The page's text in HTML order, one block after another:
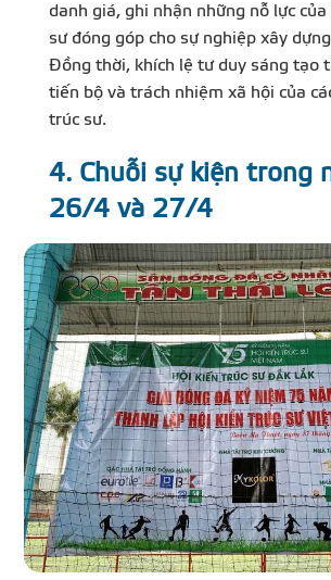
danh giá, ghi nhận những nỗ lực
sư đóng góp cho sự nghiệp xây
Đồng thời, khích lệ tư duy sáng tạo
tiến bộ và trách nhiệm xã hội của
trúc sư.
4. Chuỗi sự kiện trong
26/4 và 27/4